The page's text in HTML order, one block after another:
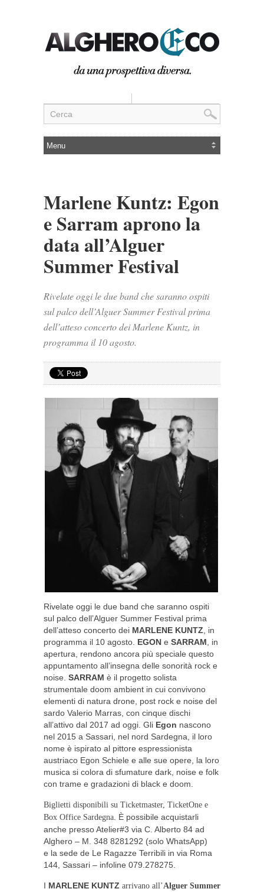
Marlene Kuntz: Egon
e Sarram aprono la
data all’Alguer
Summer Festival
Rivelate oggi le due band che saranno ospiti
sul palco dell’Alguer Summer Festival prima
dell’atteso concerto dei Marlene Kuntz, in
programma il 10 agosto.
Rivelate oggi le due band che saranno ospiti
sul palco dell’Alguer Summer Festival prima
dell’atteso concerto dei MARLENE KUNTZ , in
programma il 10 agosto. EGON e SARRAM , in
apertura, rendono ancora più speciale questo
appuntamento all’insegna delle sonorità rock e
noise. SARRAM è il progetto solista
strumentale doom ambient in cui convivono
elementi di natura drone, post rock e noise del
sardo Valerio Marras, con cinque dischi
all’attivo dal 2017 ad oggi. Gli Egon nascono
nel 2015 a Sassari, nel nord Sardegna, il loro
nome è ispirato al pittore espressionista
austriaco Egon Schiele e alle sue opere, la loro
musica si colora di sfumature dark, noise e folk
con trame e gradazioni di black e doom.
Biglietti disponibili su Ticketmaster, TicketOne e
Box Office Sardegna. È possibile acquistarli
anche presso Atelier#3 via C. Alberto 84 ad
Alghero – M. 348 8281292 (solo WhatsApp)
e la sede de Le Ragazze Terribili in via Roma
144, Sassari – infoline 079.278275.
I MARLENE KUNTZ arrivano all’Alguer Summer